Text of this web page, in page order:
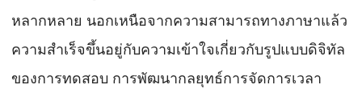
หลากหลาย นอกเหนือจากความสามารถทางภาษาแล้ว
ความสำเร็จขึ้นอยู่กับความเข้าใจเกี่ยวกับรูปแบบดิจิทัล
ของการทดสอบ การพัฒนากลยุทธ์การจัดการเวลา